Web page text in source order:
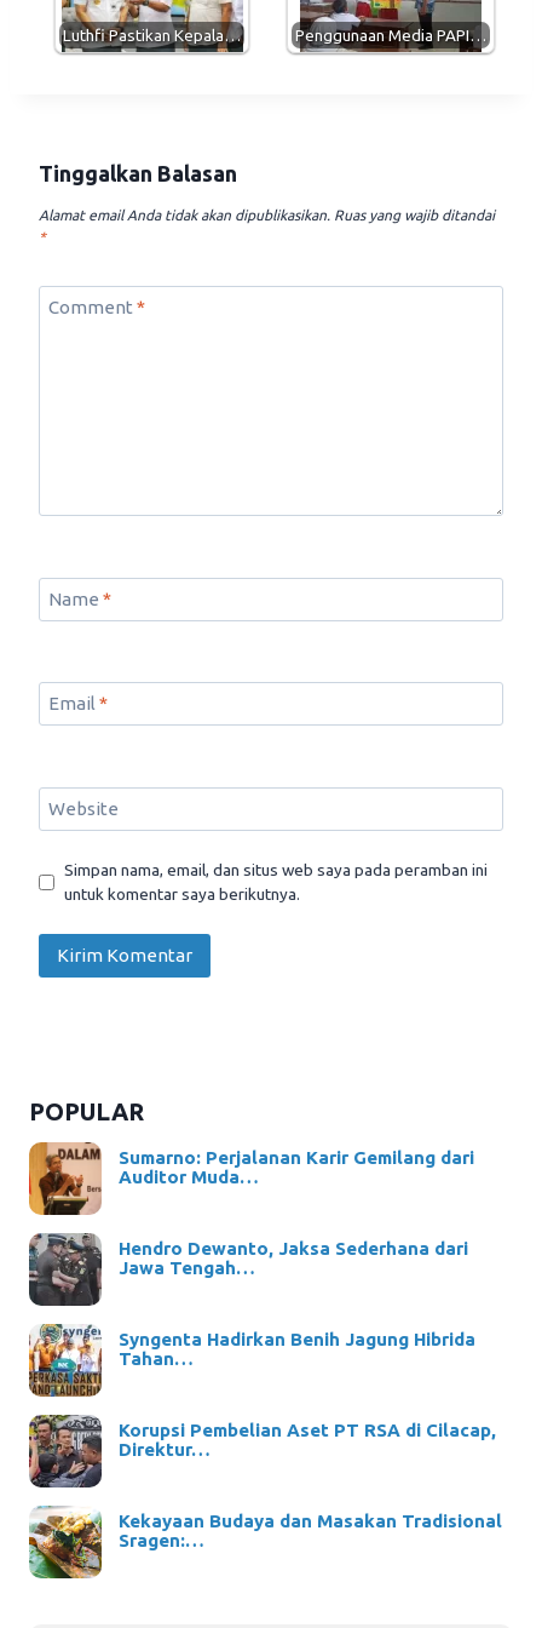
Luthfi Pastikan Kepala… Penggunaan Media PAPI…
Tinggalkan Balasan
Alamat email Anda tidak akan dipublikasikan. Ruas yang wajib ditandai
*
Comment*
Name *
Email*
Website
Simpan nama, email, dan situs web saya pada peramban ini
untuk komentar saya berikutnya.
POPULAR
Sumarno: Perjalanan Karir Gemilang dari
Auditor Muda…
Hendro Dewanto, Jaksa Sederhana dari
Jawa Tengah…
Syngenta Hadirkan Benih Jagung Hibrida
Tahan…
Korupsi Pembelian Aset PT RSA di Cilacap,
Direktur…
Kekayaan Budaya dan Masakan Tradisional
Sragen:…